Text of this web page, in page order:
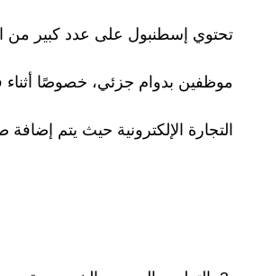
تحتوي إسطنبول على عدد كبير من
موظفين بدوام جزئي، خصوصًا أثناء
التجارة الإلكترونية حيث يتم